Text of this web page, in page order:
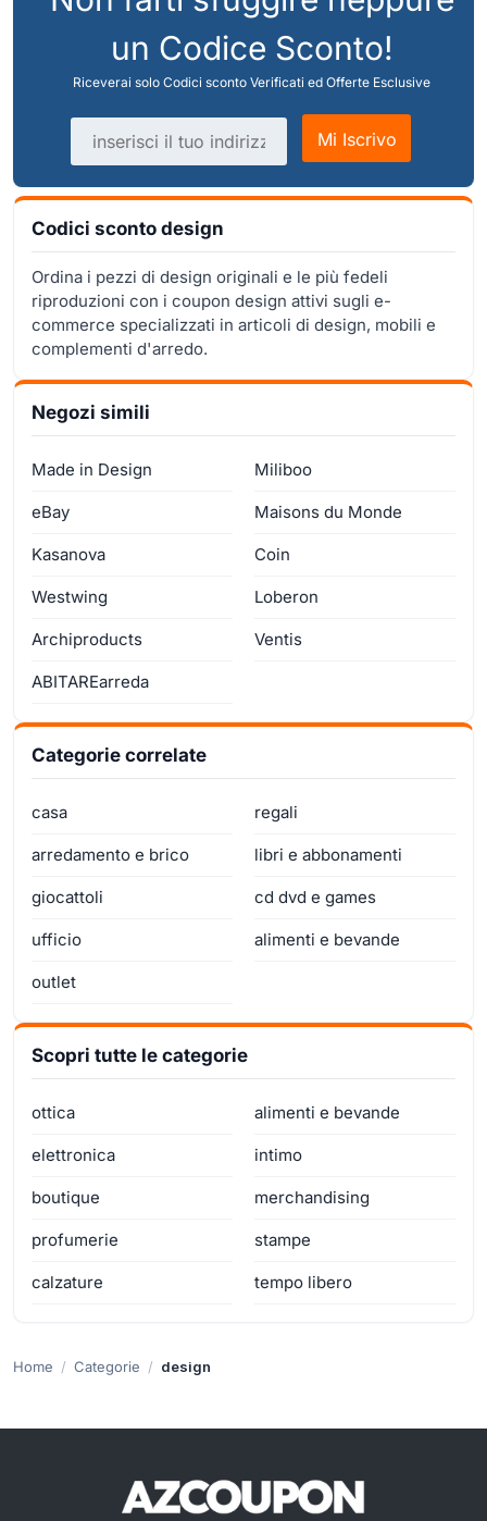
un Codice Sconto!
Riceverai solo Codici sconto Verificati ed Offerte Esclusive
Indirizzo email
Mi Iscrivo
Codici sconto design
Ordina i pezzi di design originali e le più fedeli
riproduzioni con i coupon design attivi sugli e-
commerce specializzati in articoli di design, mobili e
complementi d'arredo.
Negozi simili
Made in Design Miliboo
eBay Maisons du Monde
Kasanova Coin
Westwing Loberon
Archiproducts Ventis
ABITAREarreda
Categorie correlate
casa regali
arredamento e brico libri e abbonamenti
giocattoli cd dvd e games
ufficio alimenti e bevande
outlet
Scopri tutte le categorie
ottica alimenti e bevande
elettronica intimo
boutique merchandising
profumerie stampe
calzature tempo libero
Home Categorie design